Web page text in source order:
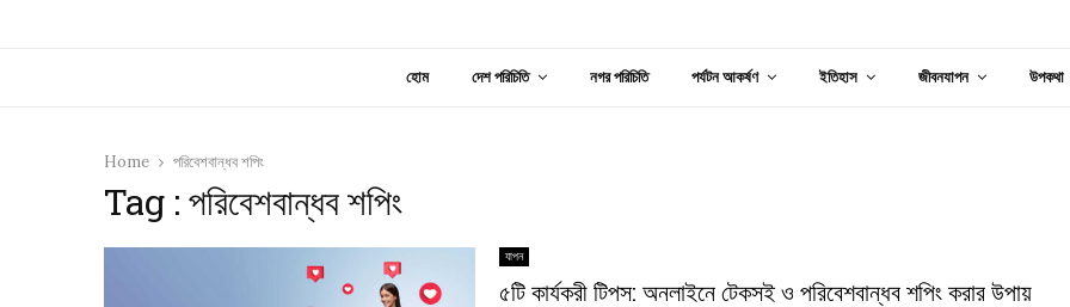
হোম দেশ পরিচিতি নগর পরিচিতি পর্যটন আকর্ষণ ইতিহাস জীবনযাপন উপকথা
Home পরিবেশবান্ধব শপিং
Tag : পরিবেশবান্ধব শপিং
যাপন
৫টি কার্যকরী টিপস: অনলাইনে টেকসই ও পরিবেশবান্ধব শপিং করার উপায়